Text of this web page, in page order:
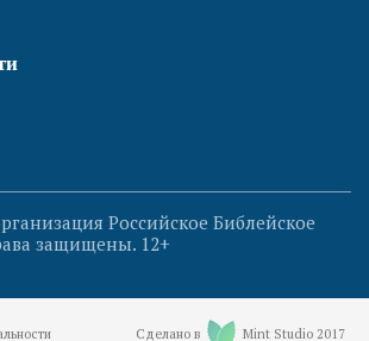
Российское Библейское
защищены. 12+
Сделано в Mint Studio 2017